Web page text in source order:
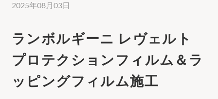
2025年08月03日
ランボルギーニ レヴェルト
プロテクションフィルム＆ラ
ッピングフィルム施工